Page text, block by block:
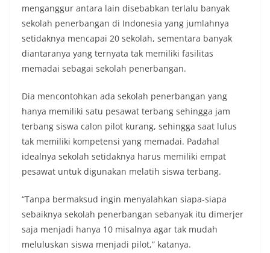
menganggur antara lain disebabkan terlalu banyak
sekolah penerbangan di Indonesia yang jumlahnya
setidaknya mencapai 20 sekolah, sementara banyak
diantaranya yang ternyata tak memiliki fasilitas
memadai sebagai sekolah penerbangan.
Dia mencontohkan ada sekolah penerbangan yang
hanya memiliki satu pesawat terbang sehingga jam
terbang siswa calon pilot kurang, sehingga saat lulus
tak memiliki kompetensi yang memadai. Padahal
idealnya sekolah setidaknya harus memiliki empat
pesawat untuk digunakan melatih siswa terbang.
“Tanpa bermaksud ingin menyalahkan siapa-siapa
sebaiknya sekolah penerbangan sebanyak itu dimerjer
saja menjadi hanya 10 misalnya agar tak mudah
meluluskan siswa menjadi pilot,” katanya.